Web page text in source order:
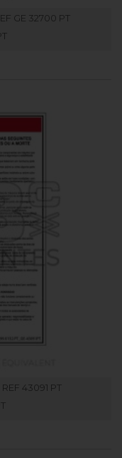
GE 32700 PT
43091 PT